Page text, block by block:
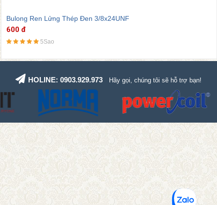
Bulong Ren Lửng Thép Đen 3/8x16UNC
600 đ
5Sao
HOLINE: 0903.929.973 Hãy gọi, chúng tôi sẽ hỗ trợ bạn!